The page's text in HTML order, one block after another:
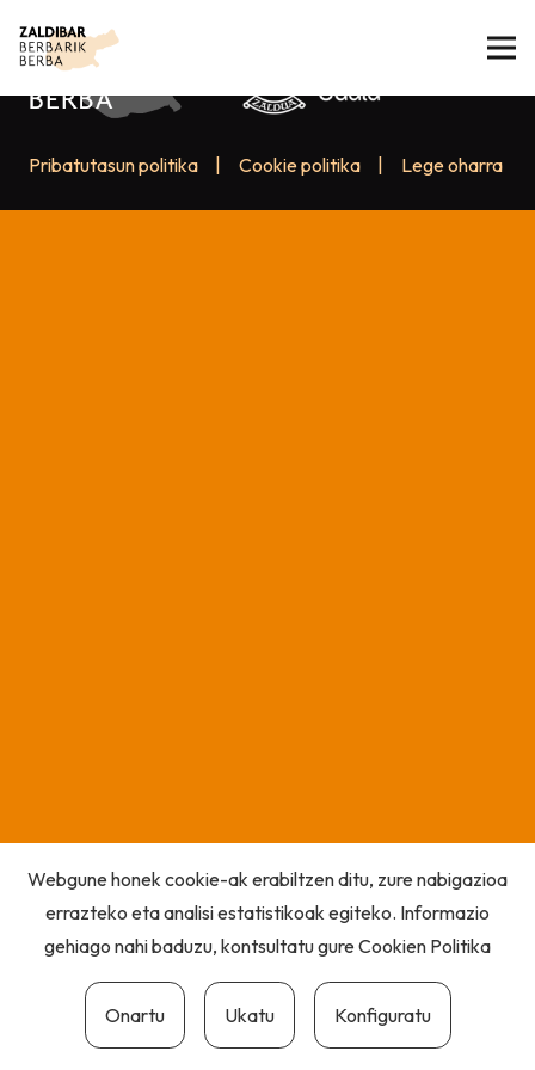
Pribatutasun politika Cookie politika Lege oharra
Webgune honek cookie-ak erabiltzen ditu, zure nabigazioa
errazteko eta analisi estatistikoak egiteko. Informazio
gehiago nahi baduzu, kontsultatu gureCookien Politika
Onartu Ukatu Konfiguratu